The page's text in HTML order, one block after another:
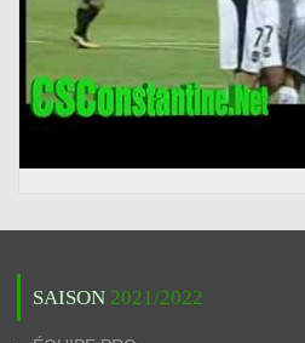
SAISON 2021/2022